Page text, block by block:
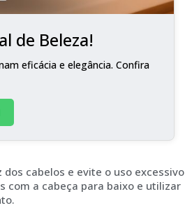
de Beleza!
eficácia e elegância. Confira
cabelos e evite o uso excessivo
com a cabeça para baixo e utilizar